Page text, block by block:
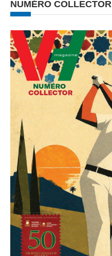
NUMÉRO COLLECTOR